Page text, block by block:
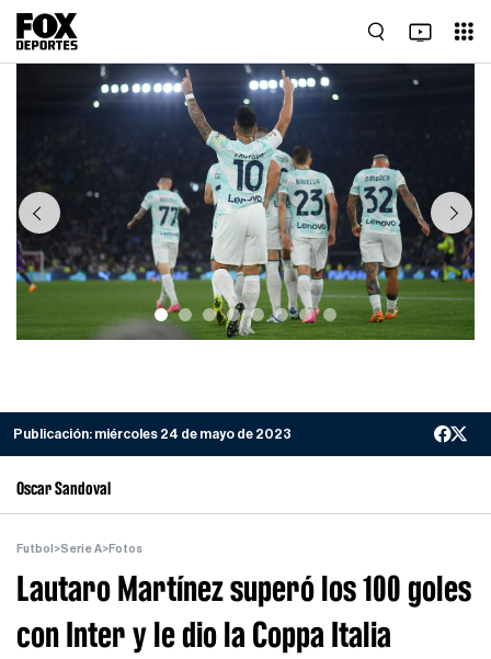
Previous Next
Publicación: miércoles 24 de mayo de 2023
Oscar Sandoval
Futbol >Serie A>Fotos
Lautaro Martínez superó los 100 goles
con Inter y le dio la Coppa Italia